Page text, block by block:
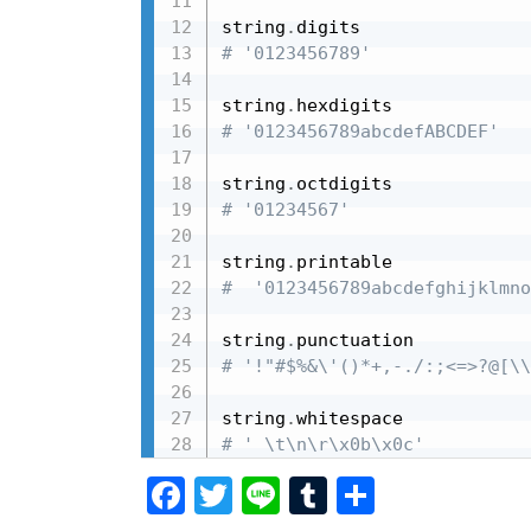
string .
# '0123456789'
string .
# '0123456789abcdefABCDEF'
string .
# '01234567'
string .
#
string .
# '!"#$%&\'()*+,-./
string .
# ' \t\n\r\x0b\x0c'
F
T
Li
T